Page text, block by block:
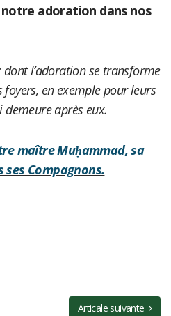
adoration dans nos
dont l’adoration se transforme
en exemple pour leurs
demeure après eux.
maître Muḥammad, sa
Compagnons.
Articale suivante